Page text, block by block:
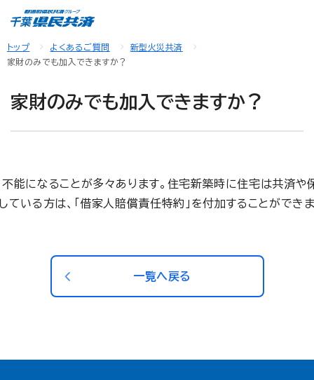
トップ よくあるご質問
新型火災共済
家財のみでも加入できますか？
家財のみでも加入できますか？
能になることが多々あります。住宅新築時に住宅は共済や
いる方は、「借家人賠償責任特約」を付加することがで
一覧へ戻る